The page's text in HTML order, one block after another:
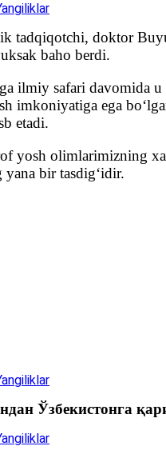
tadqiqotchi, doktor
baho berdi.
ilmiy safari davomida
imkoniyatiga ega
etadi.
yosh olimlarimizning
bir tasdigʻidir.
Ўзбекистонга